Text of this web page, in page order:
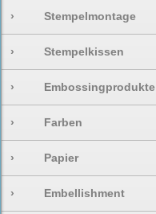
› Stempelmontage
› Stempelkissen
› Embossingprodukte
› Farben
› Papier
› Embellishment